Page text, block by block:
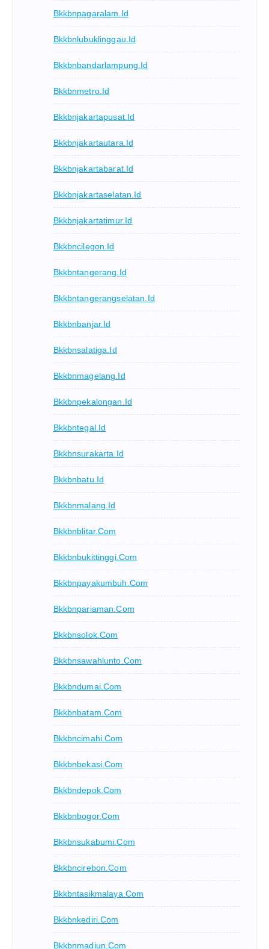
Bkkbnpagaralam.id
Bkkbnlubuklinggau.id
Bkkbnbandarlampung.id
Bkkbnmetro.id
Bkkbnjakartapusat.id
Bkkbnjakartautara.id
Bkkbnjakartabarat.id
Bkkbnjakartaselatan.id
Bkkbnjakartatimur.id
Bkkbncilegon.id
Bkkbntangerang.id
Bkkbntangerangselatan.id
Bkkbnbanjar.id
Bkkbnsalatiga.id
Bkkbnmagelang.id
Bkkbnpekalongan.id
Bkkbntegal.id
Bkkbnsurakarta.id
Bkkbnbatu.id
Bkkbnmalang.id
Bkkbnblitar.com
Bkkbnbukittinggi.com
Bkkbnpayakumbuh.com
Bkkbnpariaman.com
Bkkbnsolok.com
Bkkbnsawahlunto.com
Bkkbndumai.com
Bkkbnbatam.com
Bkkbncimahi.com
Bkkbnbekasi.com
Bkkbndepok.com
Bkkbnbogor.com
Bkkbnsukabumi.com
Bkkbncirebon.com
Bkkbntasikmalaya.com
Bkkbnkediri.com
Bkkbnmadiun.com